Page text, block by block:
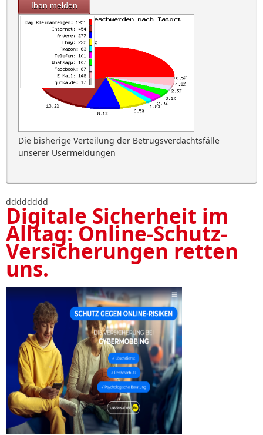
Iban melden
Die bisherige Verteilung der Betrugsverdachtsfälle
unserer Usermeldungen
dddddddd
Digitale Sicherheit im
Alltag: Online-Schutz-
Versicherungen retten
uns.